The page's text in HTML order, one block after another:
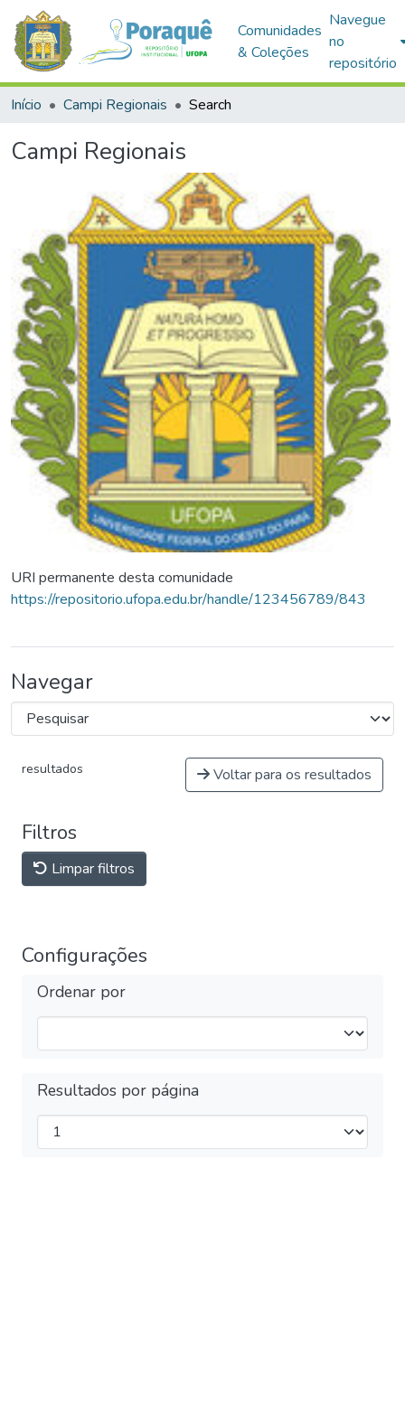
Comunidades
& Coleções
Navegue
no
repositório
Início Campi Regionais Search
Campi Regionais
URI permanente desta comunidade
https://repositorio.ufopa.edu.br/handle/123456789/843
Navegar
resultados Voltar para os resultados
Filtros
Limpar filtros
Configurações
Ordenar por
Resultados por página